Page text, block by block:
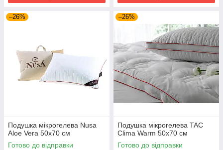
–26%
Подушка мікрогелева Nusa
Aloe Vera 50х70 см
Готово до відправки
–26%
Подушка мікрогелева TAC
Clima Warm 50х70 см
Готово до відправки